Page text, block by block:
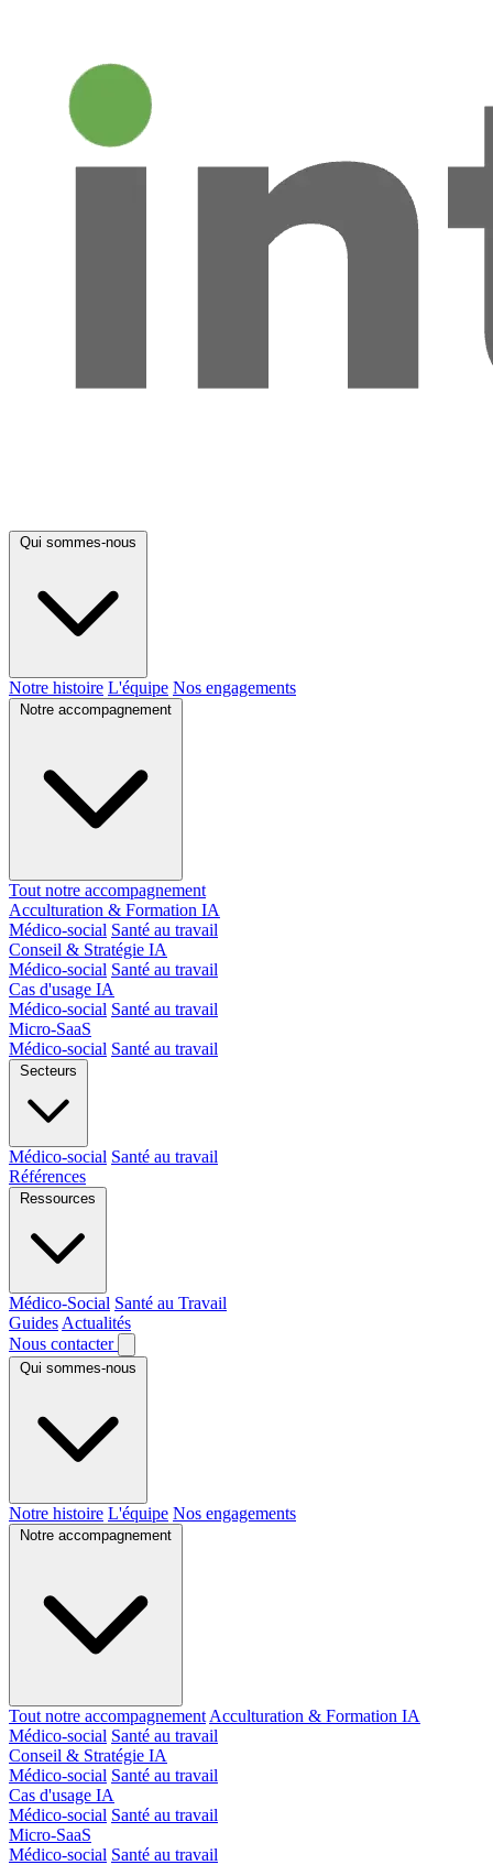
Qui sommes-nous
Notre histoire L'équipe Nos engagements
Notre accompagnement
Tout notre accompagnement
Acculturation & Formation IA
Médico-social Santé au travail
Conseil & Stratégie IA
Médico-social Santé au travail
Cas d'usage IA
Médico-social Santé au travail
Micro-SaaS
Médico-social Santé au travail
Secteurs
Médico-social Santé au travail
Références
Ressources
Médico-Social Santé au Travail
Guides Actualités
Nous contacter
Qui sommes-nous
Notre histoire L'équipe Nos engagements
Notre accompagnement
Tout notre accompagnement Acculturation & Formation IA
Médico-social Santé au travail
Conseil & Stratégie IA
Médico-social Santé au travail
Cas d'usage IA
Médico-social Santé au travail
Micro-SaaS
Médico-social Santé au travail